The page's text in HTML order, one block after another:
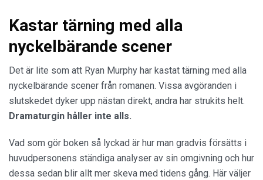
Kastar tärning med alla
nyckelbärande scener
Det är lite som att Ryan Murphy har kastat tärning med alla
nyckelbärande scener från romanen. Vissa avgöranden i
slutskedet dyker upp nästan direkt, andra har strukits helt.
Dramaturgin håller inte alls.
Vad som gör boken så lyckad är hur man gradvis försätts i
huvudpersonens ständiga analyser av sin omgivning och hur
dessa sedan blir allt mer skeva med tidens gång. Här väljer